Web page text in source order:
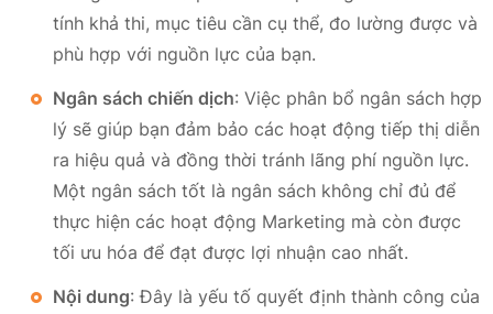
tính khả thi, mục tiêu cần cụ thể, đo lường được và
phù hợp với nguồn lực của bạn.
Ngân sách chiến dịch: Việc phân bổ ngân sách hợp
lý sẽ giúp bạn đảm bảo các hoạt động tiếp thị diễn
ra hiệu quả và đồng thời tránh lãng phí nguồn lực.
Một ngân sách tốt là ngân sách không chỉ đủ để
thực hiện các hoạt động Marketing mà còn được
tối ưu hóa để đạt được lợi nhuận cao nhất.
Nội dung: Đây là yếu tố quyết định thành công của